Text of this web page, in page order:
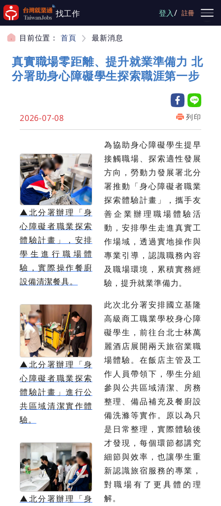
跳到主要內容
找工作 登入/ 註冊
目前位置： 首頁 最新消息
真實職場零距離、提升就業準備力 北
分署助身心障礙學生探索職涯第一步
2026-07-08 列印
▲北分署辦理「身
心障礙者職業探索
體驗計畫」，安排
學生進行職場體
驗，實際操作餐廚
設備清潔餐具。
▲北分署辦理「身
心障礙者職業探索
體驗計畫」進行公
共區域清潔實作體
驗。
▲北分署辦理「身
為協助身心障礙學生提早
接觸職場、探索適性發展
方向，勞動力發展署北分
署推動「身心障礙者職業
探索體驗計畫」，攜手友
善企業辦理職場體驗活
動，安排學生走進真實工
作場域，透過實地操作與
專業引導，認識職務內容
及職場環境，累積實務經
驗，提升就業準備力。
此次北分署安排國立基隆
高級商工職業學校身心障
礙學生，前往台北士林萬
麗酒店展開兩天旅宿業職
場體驗。在飯店主管及工
作人員帶領下，學生分組
參與公共區域清潔、房務
整理、備品補充及餐廚設
備洗滌等實作。原以為只
是日常整理，實際體驗後
才發現，每個環節都講究
細節與效率，也讓學生重
新認識旅宿服務的專業，
對職場有了更具體的理
解。